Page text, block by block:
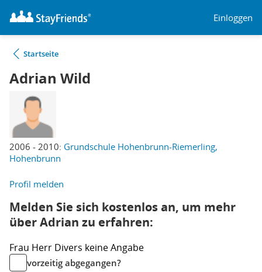
Einloggen
Startseite
Adrian Wild
2006 - 2010: Grundschule Hohenbrunn-Riemerling,
Hohenbrunn
Profil melden
Melden Sie sich kostenlos an, um mehr
über Adrian zu erfahren:
Frau Herr Divers keine Angabe
vorzeitig abgegangen?